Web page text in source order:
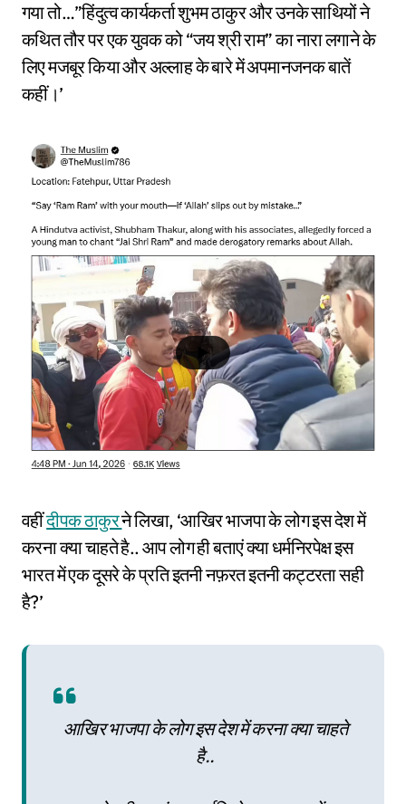
गया तो…”हिंदुत्व कार्यकर्ता शुभम ठाकुर और उनके साथियों ने
कथित तौर पर एक युवक को “जय श्री राम” का नारा लगाने के
लिए मजबूर किया और अल्लाह के बारे में अपमानजनक बातें
कहीं।’
वहींदीपक ठाकुरने लिखा, ‘आखिर भाजपा के लोग इस देश में
करना क्या चाहते है.. आप लोग ही बताएं क्या धर्मनिरपेक्ष इस
भारत में एक दूसरे के प्रति इतनी नफ़रत इतनी कट्टरता सही
है?’
आखिर भाजपा के लोग इस देश में करना क्या चाहते
है..